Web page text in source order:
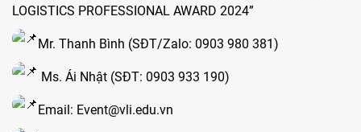
LOGISTICS PROFESSIONAL AWARD 2024”
Mr. Thanh Bình (SĐT/Zalo: 0903 980 381)
Ms. Ái Nhật (SĐT: 0903 933 190)
Email: Event@vli.edu.vn